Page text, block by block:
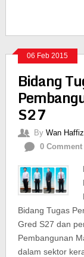
06 Feb 2015
Bidang
S27
By Wan Haffiz
0 Comment
Bidang Tugas
Gred S27 dan
Pembangunan
dalam sektor